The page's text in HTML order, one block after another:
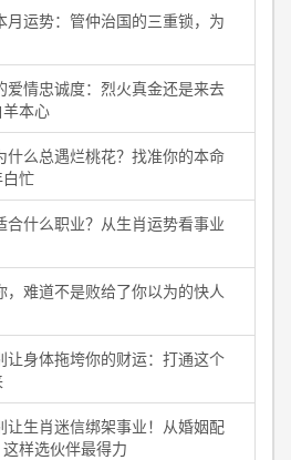
月运势：管仲治国的三重锁，为
爱情忠诚度：烈火真金还是来去
本心
什么总遇烂桃花？找准你的本命
忙
合什么职业？从生肖运势看事业
，难道不是败给了你以为的快人
让身体拖垮你的财运：打通这个
让生肖迷信绑架事业！从婚姻配
样选伙伴最得力